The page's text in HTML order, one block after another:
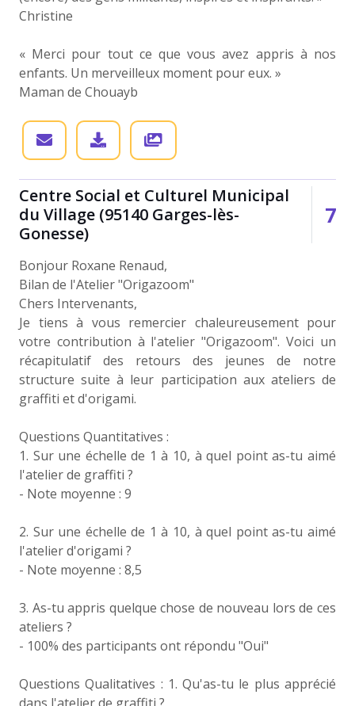
Christine
« Merci pour tout ce que vous avez appris à nos
enfants. Un merveilleux moment pour eux. »
Maman de Chouayb
Centre Social et Culturel Municipal
du Village (95140 Garges-lès-
Gonesse)
9
Bonjour Roxane Renaud,
Bilan de l'Atelier "Origazoom"
Chers Intervenants,
Je tiens à vous remercier chaleureusement pour
votre contribution à l'atelier "Origazoom". Voici un
récapitulatif des retours des jeunes de notre
structure suite à leur participation aux ateliers de
graffiti et d'origami.
Questions Quantitatives :
1. Sur une échelle de 1 à 10, à quel point as-tu aimé
l'atelier de graffiti ?
- Note moyenne : 9
2. Sur une échelle de 1 à 10, à quel point as-tu aimé
l'atelier d'origami ?
- Note moyenne : 8,5
3. As-tu appris quelque chose de nouveau lors de ces
ateliers ?
- 100% des participants ont répondu "Oui"
Questions Qualitatives : 1. Qu'as-tu le plus apprécié